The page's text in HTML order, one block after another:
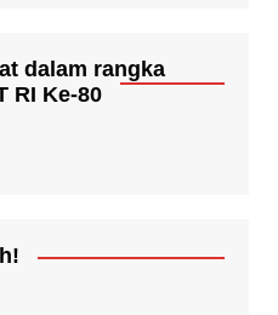
dalam rangka
RI Ke-80